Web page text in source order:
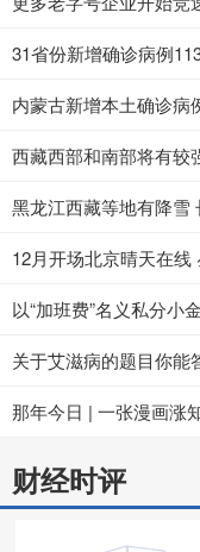
31省份新增确诊病例
内蒙古新增本土确诊病
西藏西部和南部将有较
黑龙江西藏等地有降雪
12月开场北京晴天在
以“加班费”名义私分小
关于艾滋病的题目你能
那年今日 | 一张漫画涨
财经时评